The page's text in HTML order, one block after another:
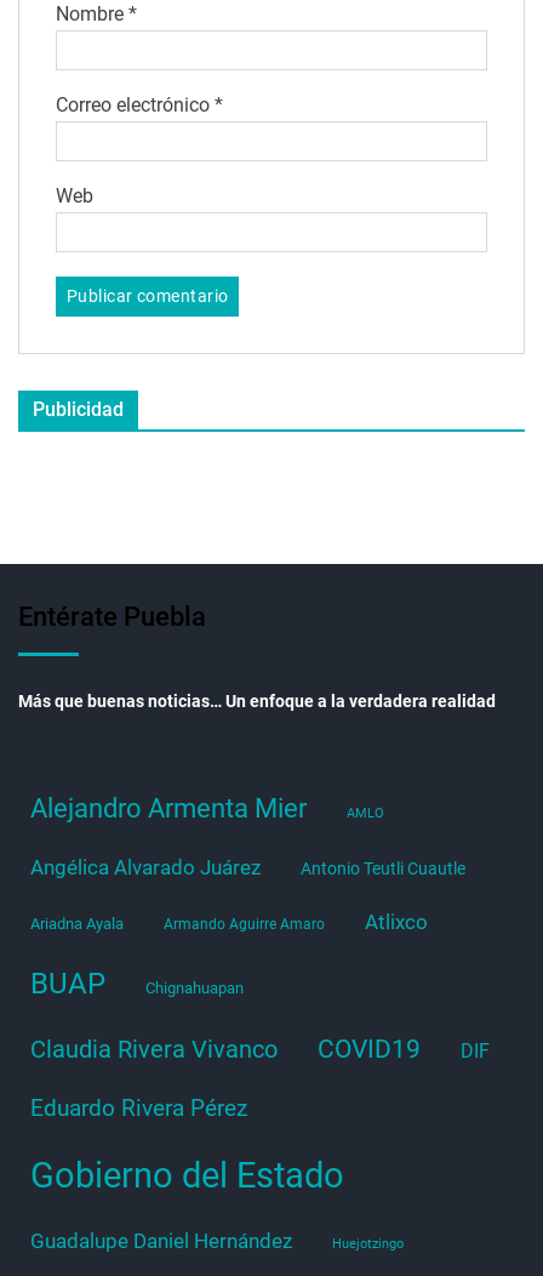
Nombre *
Correo electrónico *
Web
Publicidad
Entérate Puebla
Más que buenas noticias… Un enfoque a la verdadera realidad
Alejandro Armenta Mier AMLO
Angélica Alvarado Juárez Antonio Teutli Cuautle
Ariadna Ayala Armando Aguirre Amaro Atlixco
BUAP Chignahuapan
Claudia Rivera Vivanco COVID19 DIF
Eduardo Rivera Pérez
Gobierno del Estado
Guadalupe Daniel Hernández Huejotzingo